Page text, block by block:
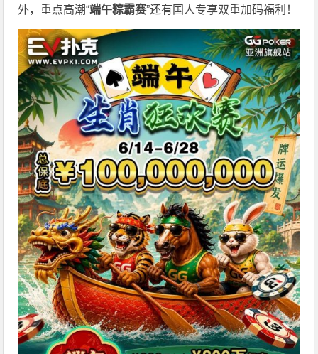
外，重点高潮“端午粽霸赛”还有国人专享双重加码福利！